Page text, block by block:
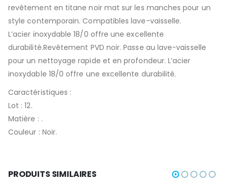
revêtement en titane noir mat sur les manches pour un
style contemporain. Compatibles lave-vaisselle.
L’acier inoxydable 18/0 offre une excellente
durabilité.Revêtement PVD noir. Passe au lave-vaisselle
pour un nettoyage rapide et en profondeur. L’acier
inoxydable 18/0 offre une excellente durabilité.
Caractéristiques :
Lot : 12.
Matière : .
Couleur : Noir.
PRODUITS SIMILAIRES